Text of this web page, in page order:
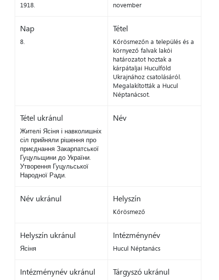
1918. november
Nap
8.
Tétel
Kőrösmezőn a település és a
környező falvak lakói
határozatot hoztak a
kárpátaljai Huculföld
Ukrajnához csatolásáról.
Megalakították a Hucul
Néptanácsot.
Tétel ukránul
Жителі Ясіня і навколишніх
сіл прийняли рішення про
приєднання Закарпатської
Гуцульщини до України.
Утворення Гуцульської
Народної Ради.
Név
Név ukránul Helyszín
Kőrösmező
Helyszín ukránul
Ясіня
Intézménynév
Hucul Néptanács
Intézménynév ukránul Tárgyszó ukránul